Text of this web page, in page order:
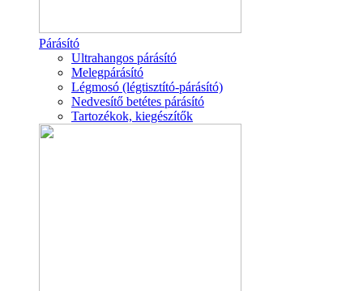
Párásító
Ultrahangos párásító
Melegpárásító
Légmosó (légtisztító-párásító)
Nedvesítő betétes párásító
Tartozékok, kiegészítők